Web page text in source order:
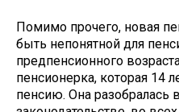
Помимо прочего, новая
быть непонятной для
предпенсионного
пенсионерка, которая 14
пенсию. Она разобралась